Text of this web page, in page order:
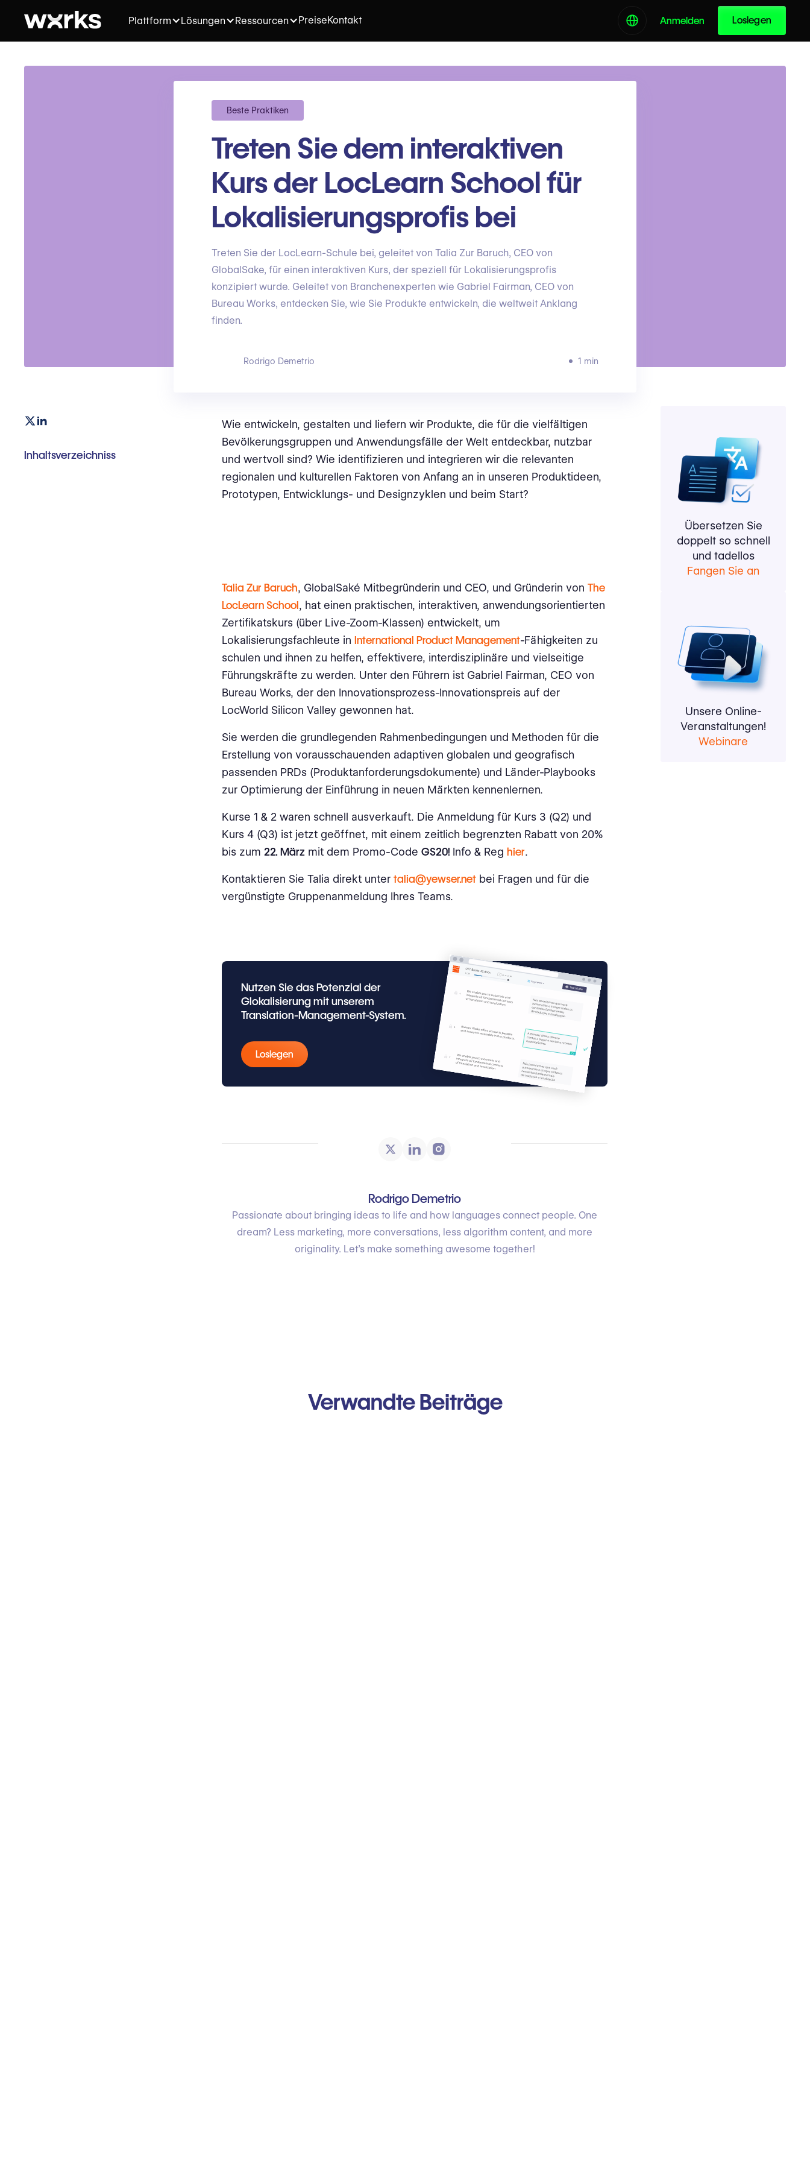
Plattform Lösungen Ressourcen PreiseKontakt Anmelden Loslegen
Beste Praktiken
Treten Sie dem interaktiven
Kurs der LocLearn School für
Lokalisierungsprofis bei
Treten Sie der LocLearn-Schule bei, geleitet von Talia Zur Baruch, CEO von
GlobalSake, für einen interaktiven Kurs, der speziell für Lokalisierungsprofis
konzipiert wurde. Geleitet von Branchenexperten wie Gabriel Fairman, CEO von
Bureau Works, entdecken Sie, wie Sie Produkte entwickeln, die weltweit Anklang
finden.
Rodrigo Demetrio 1 min
Inhaltsverzeichniss
Wie entwickeln, gestalten und liefern wir Produkte, die für die vielfältigen
Bevölkerungsgruppen und Anwendungsfälle der Welt entdeckbar, nutzbar
und wertvoll sind? Wie identifizieren und integrieren wir die relevanten
regionalen und kulturellen Faktoren von Anfang an in unseren Produktideen,
Prototypen, Entwicklungs- und Designzyklen und beim Start?
Talia Zur Baruch, GlobalSaké Mitbegründerin und CEO, und Gründerin von The
LocLearn School, hat einen praktischen, interaktiven, anwendungsorientierten
Zertifikatskurs (über Live-Zoom-Klassen) entwickelt, um
Lokalisierungsfachleute in International Product Management-Fähigkeiten zu
schulen und ihnen zu helfen, effektivere, interdisziplinäre und vielseitige
Führungskräfte zu werden. Unter den Führern ist Gabriel Fairman, CEO von
Bureau Works, der den Innovationsprozess-Innovationspreis auf der
LocWorld Silicon Valley gewonnen hat.
Sie werden die grundlegenden Rahmenbedingungen und Methoden für die
Erstellung von vorausschauenden adaptiven globalen und geografisch
passenden PRDs (Produktanforderungsdokumente) und Länder-Playbooks
zur Optimierung der Einführung in neuen Märkten kennenlernen.
Kurse 1 & 2 waren schnell ausverkauft. Die Anmeldung für Kurs 3 (Q2) und
Kurs 4 (Q3) ist jetzt geöffnet, mit einem zeitlich begrenzten Rabatt von 20%
bis zum 22. März mit dem Promo-Code GS20! Info & Reg hier.
Kontaktieren Sie Talia direkt unter talia@yewser.net bei Fragen und für die
vergünstigte Gruppenanmeldung Ihres Teams.
Nutzen Sie das Potenzial der
Glokalisierung mit unserem
Translation-Management-System.
Loslegen
Rodrigo Demetrio
Passionate about bringing ideas to life and how languages connect people. One
dream? Less marketing, more conversations, less algorithm content, and more
originality. Let’s make something awesome together!
Übersetzen Sie
doppelt so schnell
und tadellos
Fangen Sie an
Unsere Online-
Veranstaltungen!
Webinare
Verwandte Beiträge